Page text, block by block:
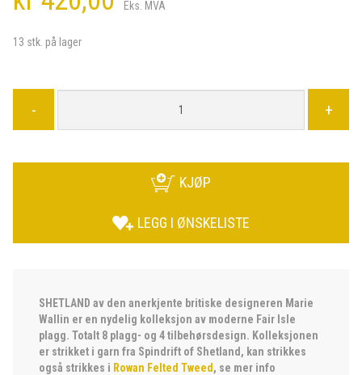
Eks. MVA
13 stk. på lager
- +
KJØP
LEGG I ØNSKELISTE
SHETLAND av den anerkjente britiske designeren Marie
Wallin er en nydelig kolleksjon av moderne Fair Isle
plagg. Totalt 8 plagg- og 4 tilbehørsdesign. Kolleksjonen
er strikket i garn fra Spindrift of Shetland, kan strikkes
også strikkes i Rowan Felted Tweed , se mer info